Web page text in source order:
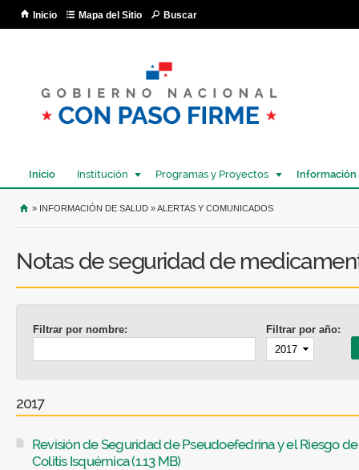
Inicio Mapa del Sitio Buscar
Inicio Institución Programas y Proyectos Información
USTED SE ENCUENTRA AQUÍ
» INFORMACIÓN DE SALUD » ALERTAS Y COMUNICADOS
Notas de seguridad de
Filtrar por nombre:
Filtrar por año:
Año
2017
Revisión de Seguridad de Pseudoefedrina y el Riesgo de
Colitis Isquémica (1.13 MB)